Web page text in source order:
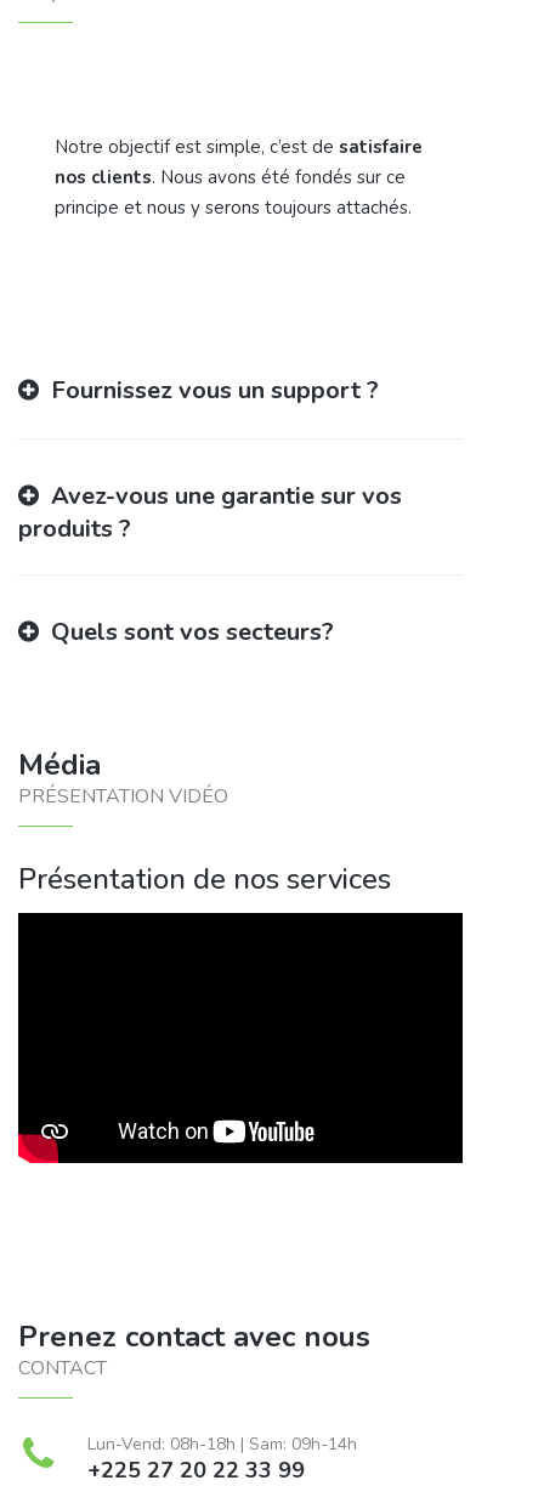
Notre objectif est simple, c’est de satisfaire
nos clients. Nous avons été fondés sur ce
principe et nous y serons toujours attachés.
Fournissez vous un support ?
Avez-vous une garantie sur vos
produits ?
Quels sont vos secteurs?
Média
PRÉSENTATION VIDÉO
Présentation de nos services
Prenez contact avec nous
CONTACT
Lun-Vend: 08h-18h | Sam: 09h-14h
+225 27 20 22 33 99